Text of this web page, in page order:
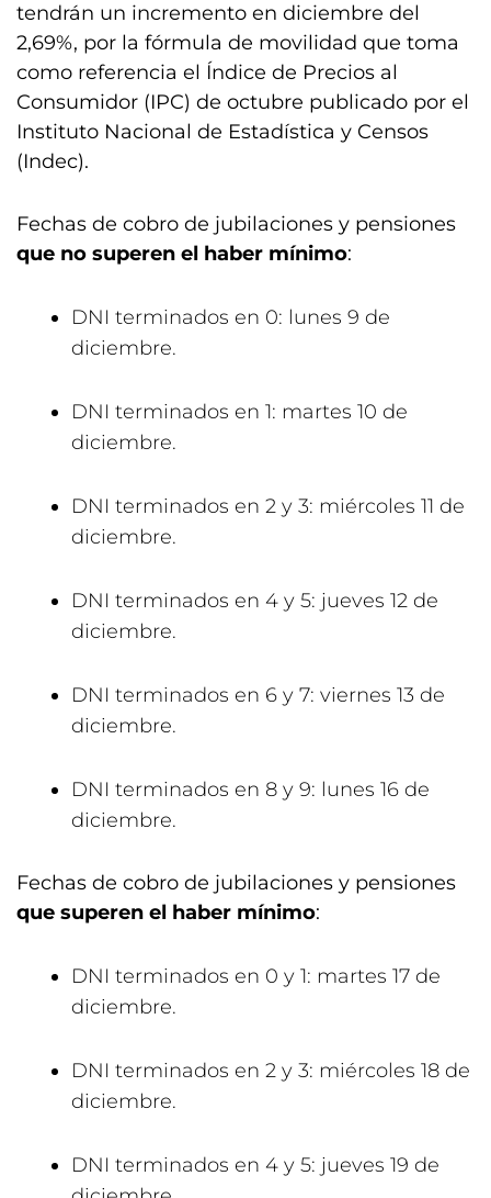
tendrán un incremento en diciembre del
2,69%, por la fórmula de movilidad que toma
como referencia el Índice de Precios al
Consumidor (IPC) de octubre publicado por el
Instituto Nacional de Estadística y Censos
(Indec).
Fechas de cobro de jubilaciones y pensiones
que no superen el haber mínimo:
DNI terminados en 0: lunes 9 de
diciembre.
DNI terminados en 1: martes 10 de
diciembre.
DNI terminados en 2 y 3: miércoles 11 de
diciembre.
DNI terminados en 4 y 5: jueves 12 de
diciembre.
DNI terminados en 6 y 7: viernes 13 de
diciembre.
DNI terminados en 8 y 9: lunes 16 de
diciembre.
Fechas de cobro de jubilaciones y pensiones
que superen el haber mínimo:
DNI terminados en 0 y 1: martes 17 de
diciembre.
DNI terminados en 2 y 3: miércoles 18 de
diciembre.
DNI terminados en 4 y 5: jueves 19 de